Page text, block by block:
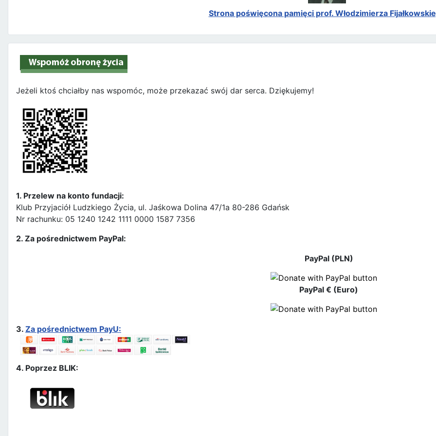
Strona poświęcona pamięci prof. Włodzimierza
Jeżeli ktoś chciałby nas wspomóc, może przekazać swój dar serca. Dziękujemy!
1. Przelew na konto fundacji:
Klub Przyjaciół Ludzkiego Życia, ul. Jaśkowa Dolina 47/1a 80-286 Gdańsk
Nr rachunku: 05 1240 1242 1111 0000 1587 7356
2. Za pośrednictwem PayPal:
PayPal (PLN)
PayPal € (Euro)
3. Za pośrednictwem PayU:
4. Poprzez BLIK: